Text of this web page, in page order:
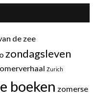
de zee
zondagsleven
Zurich
boeken zomerse